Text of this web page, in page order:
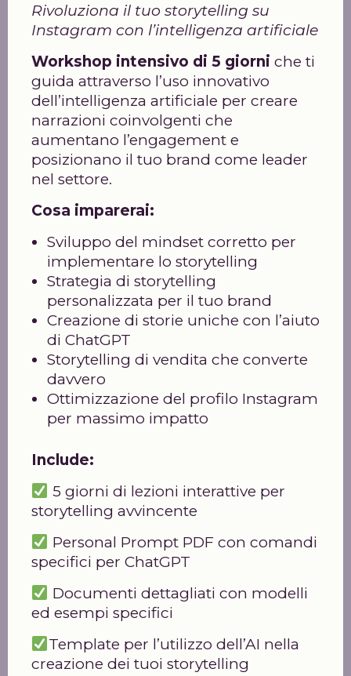
Rivoluziona il tuo storytelling su
Instagram con l’intelligenza artificiale
Workshop intensivo di 5 giorni che ti
guida attraverso l’uso innovativo
dell’intelligenza artificiale per creare
narrazioni coinvolgenti che
aumentano l’engagement e
posizionano il tuo brand come leader
nel settore.
Cosa imparerai:
Sviluppo del mindset corretto per
implementare lo storytelling
Strategia di storytelling
personalizzata per il tuo brand
Creazione di storie uniche con l’aiuto
di ChatGPT
Storytelling di vendita che converte
davvero
Ottimizzazione del profilo Instagram
per massimo impatto
Include:
5 giorni di lezioni interattive per
storytelling avvincente
Personal Prompt PDF con comandi
specifici per ChatGPT
Documenti dettagliati con modelli
ed esempi specifici
Template per l’utilizzo dell’AI nella
creazione dei tuoi storytelling